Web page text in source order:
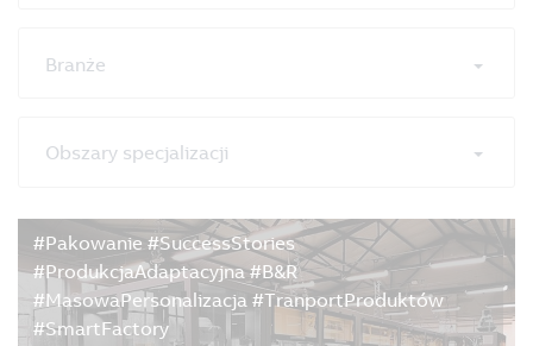
Branże
Obszary specjalizacji
Zresetuj filtry
#Pakowanie #SuccessStories
#ProdukcjaAdaptacyjna #B&R
#MasowaPersonalizacja #TranportProduktów
#SmartFactory